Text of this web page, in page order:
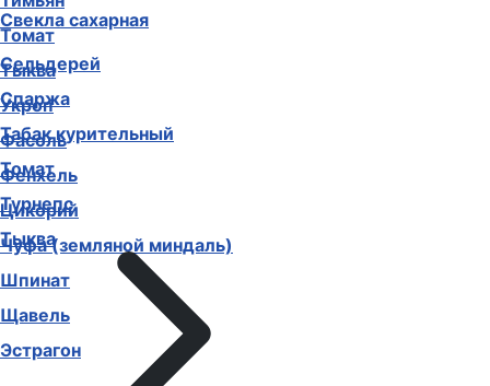
Томат
Тыква
Укроп
Фасоль
Фенхель
Цикорий
Чуфа (земляной миндаль)
Шпинат
Щавель
Эстрагон
Свекла сахарная
Сельдерей
Спаржа
Табак курительный
Томат
Турнепс
Тыква